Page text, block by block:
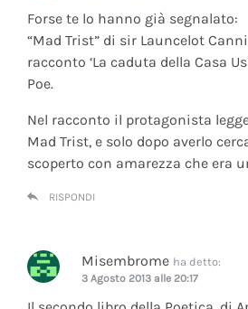
Forse te lo hanno già segnalato:
“Mad Trist” di sir Launcelot
racconto ‘La caduta della Casa
Poe.
Nel racconto il protagonista
Mad Trist, e solo dopo averlo
scoperto con amarezza che era
RISPONDI
Misembrome ha detto:
3 Agosto 2013 alle 20:17